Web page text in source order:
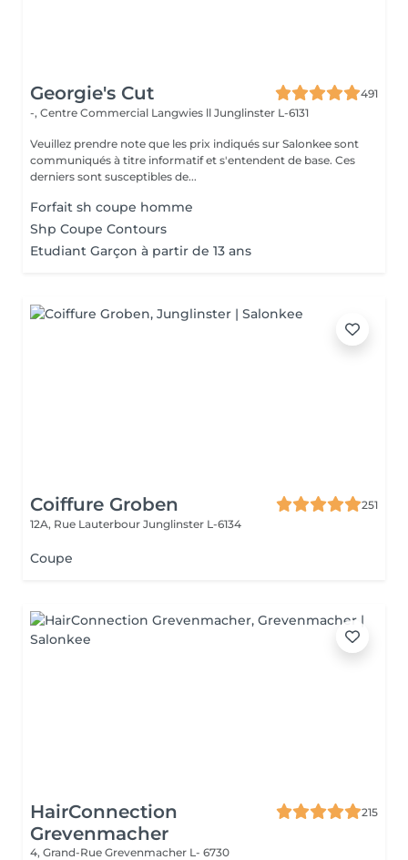
Georgie's Cut
491
-, Centre Commercial Langwies ll Junglinster L-6131
Veuillez prendre note que les prix indiqués sur Salonkee sont
communiqués à titre informatif et s'entendent de base. Ces
derniers sont susceptibles de...
Forfait sh coupe homme
Shp Coupe Contours
Etudiant Garçon à partir de 13 ans
Coiffure Groben
251
12A, Rue Lauterbour Junglinster L-6134
Coupe
HairConnection
Grevenmacher
215
4, Grand-Rue Grevenmacher L- 6730